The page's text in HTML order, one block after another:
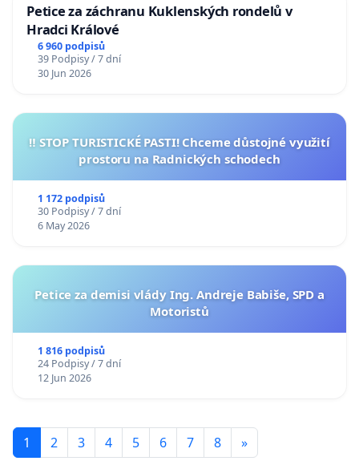
Petice za záchranu Kuklenských rondelů v
Hradci Králové
6 960 podpisů
39 Podpisy / 7 dní
30 Jun 2026
‼️ STOP TURISTICKÉ PASTI! Chceme důstojné využití
prostoru na Radnických schodech
1 172 podpisů
30 Podpisy / 7 dní
6 May 2026
Petice za demisi vlády Ing. Andreje Babiše, SPD a
Motoristů
1 816 podpisů
24 Podpisy / 7 dní
12 Jun 2026
1 2 3 4 5 6 7 8 »